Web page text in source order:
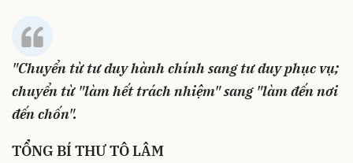
"Chuyển từ tư duy hành chính sang tư duy phục vụ;
chuyển từ "làm hết trách nhiệm" sang "làm đến nơi
đến chốn".
TỔNG BÍ THƯ TÔ LÂM